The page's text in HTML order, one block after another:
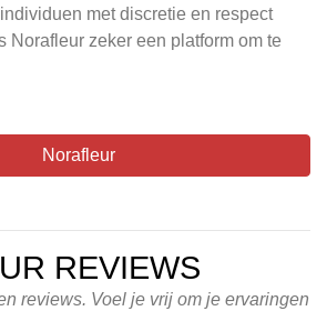
met discretie en respect
Norafleur zeker een platform om te
Norafleur
REVIEWS
reviews. Voel je vrij om je ervaringen